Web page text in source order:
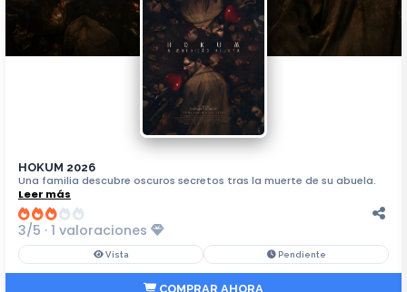
HOKUM 2026
Una familia descubre oscuros secretos tras la muerte de su abuela.
Leer más
3/5 · 1 valoraciones
Vista Pendiente
COMPRAR AHORA